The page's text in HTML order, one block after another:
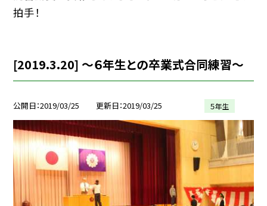
拍手！
[2019.3.20] 〜６年生との卒業式合同練習〜
公開日 2019/03/25 更新日 2019/03/25 ５年生